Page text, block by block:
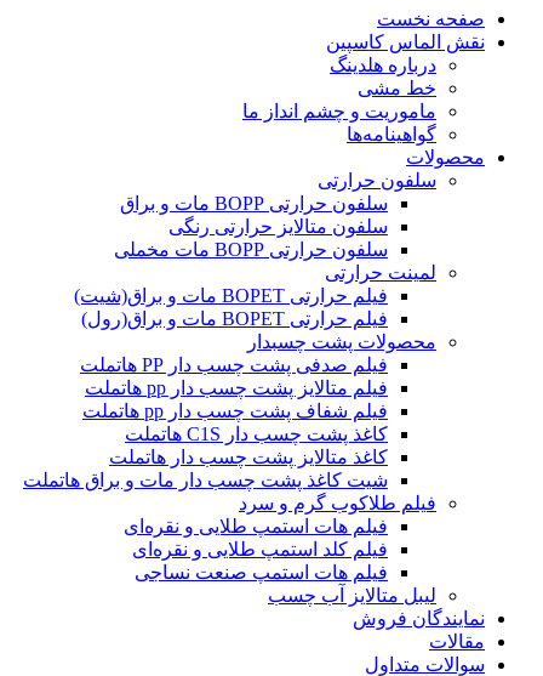
صفحه نخست
نقش الماس کاسپین
درباره هلدینگ
خط مشی
ماموریت و چشم انداز ما
گواهینامه‌ها
محصولات
سلفون حرارتی
سلفون حرارتی BOPP مات و براق
سلفون متالایز حرارتی رنگی
سلفون حرارتی BOPP مات مخملی
لمینت حرارتی
فیلم حرارتی BOPET مات و براق(شیت)
فیلم حرارتی BOPET مات و براق(رول)
محصولات پشت چسبدار
فیلم صدفی پشت چسب دار PP هاتملت
فیلم متالایز پشت چسب دار pp هاتملت
فیلم شفاف پشت چسب دار pp هاتملت
کاغذ پشت چسب دار C1S هاتملت
کاغذ متالایز پشت چسب دار هاتملت
شیت کاغذ پشت چسب دار مات و براق هاتملت
فیلم طلاکوب گرم و سرد
فیلم هات استمپ طلایی و نقره‌ای
فیلم کلد استمپ طلایی و نقره‌ای
فیلم هات استمپ صنعت نساجی
لیبل متالایز آب چسب
نمایندگان فروش
مقالات
سوالات متداول